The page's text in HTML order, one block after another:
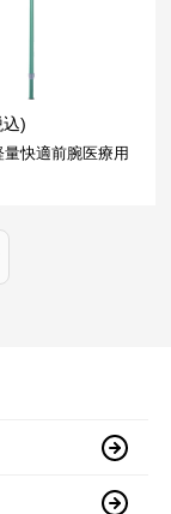
)
快適前腕医療用